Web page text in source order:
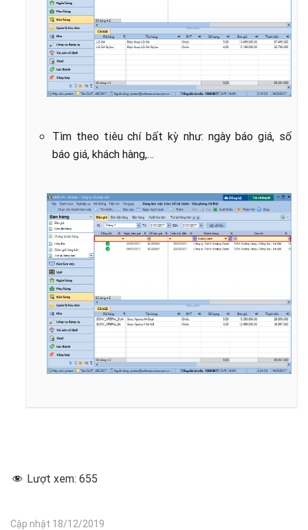
Tìm theo tiêu chí bất kỳ như: ngày báo giá, số
báo giá, khách hàng,…
Lượt xem: 655
Cập nhật 18/12/2019